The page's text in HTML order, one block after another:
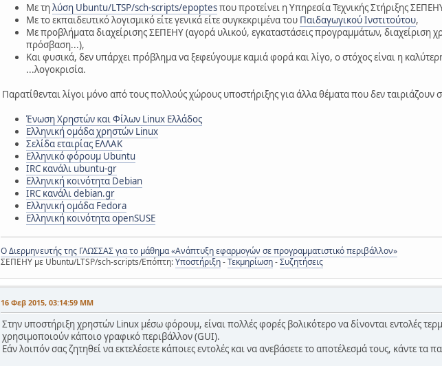
Με τηλύση Ubuntu/LTSP/sch-scripts/epoptesπου προτείνει η Υπηρεσία Τεχνικής Στήριξης
Με το εκπαιδευτικό λογισμικό είτε γενικά είτε συγκεκριμένα του Παιδαγωγικού Ινστιτούτου,
Με προβλήματα διαχείρισης ΣΕΠΕΗΥ (αγορά υλικού, εγκαταστάσεις προγραμμάτων, διαχείριση
πρόσβαση...),
Και φυσικά, δεν υπάρχει πρόβλημα να ξεφεύγουμε καμιά φορά και λίγο, ο στόχος είναι η
...λογοκρισία.
Παρατίθενται λίγοι μόνο από τους πολλούς χώρους υποστήριξης για άλλα θέματα που δεν ταιριάζουν
Ένωση Χρηστών και Φίλων Linux Ελλάδος
Ελληνική ομάδα χρηστών Linux
Σελίδα εταιρίας ΕΛΛΑΚ
Ελληνικό φόρουμ Ubuntu
IRC κανάλι ubuntu-gr
Ελληνική κοινότητα Debian
IRC κανάλι debian.gr
Ελληνική ομάδα Fedora
Ελληνική κοινότητα openSUSE
Ο Διερμηνευτής της ΓΛΩΣΣΑΣ για το μάθημα «Ανάπτυξη εφαρμογών σε προγραμματιστικό περιβάλλον»
ΣΕΠΕΗΥ με Ubuntu/LTSP/sch-scripts/Επόπτη:Υποστήριξη-Τεκμηρίωση-Συζητήσεις
16 Φεβ 2015, 03:14:59 ΜΜ
Στην υποστήριξη χρηστών Linux μέσω φόρουμ, είναι πολλές φορές βολικότερο να δίνονται εντολές
χρησιμοποιούν κάποιο γραφικό περιβάλλον (GUI).
Εάν λοιπόν σας ζητηθεί να εκτελέσετε κάποιες εντολές και να ανεβάσετε το αποτέλεσμά τους, κάντε τα